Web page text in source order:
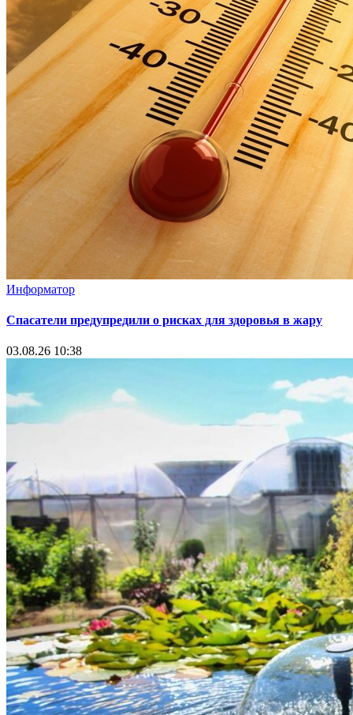
Информатор
Спасатели предупредили о рисках для здоровья в жару
03.08.26 10:38